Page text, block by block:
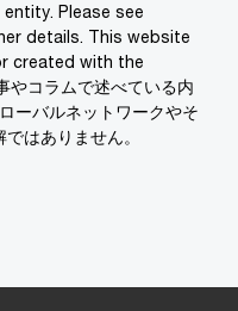
Please see
details. This website
created with the
コラムで述べている内
ーバルネットワークやそ
はありません。